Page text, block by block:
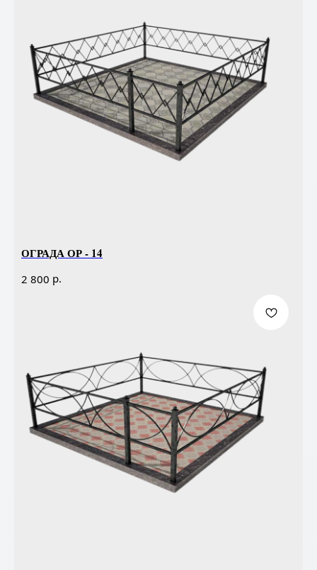
ОГРАДА ОР - 14
2 800 р.